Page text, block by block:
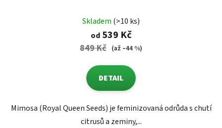
Skladem (>10 ks)
od539 Kč
849 Kč (až –44 %)
DETAIL
Mimosa (Royal Queen Seeds) je feminizovaná odrůda s chutí
citrusů a zeminy,...